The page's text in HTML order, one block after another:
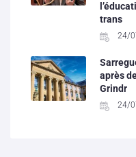
trans
24/
après
Grindr
24/